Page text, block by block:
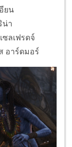
ยน
น่า
ลเฟรดจ์
อาร์ดมอร์